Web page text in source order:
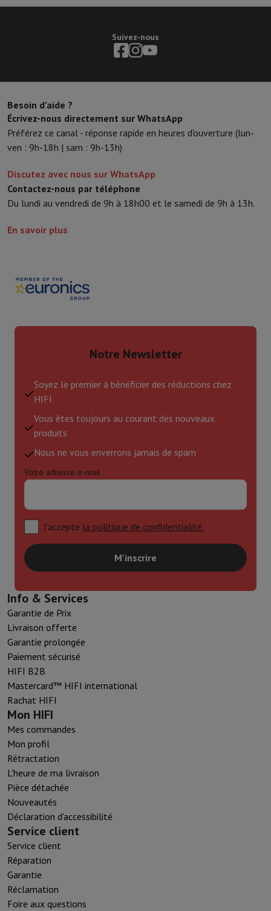
Suivez-nous
Besoin d’aide ?
Écrivez-nous directement sur WhatsApp
Préférez ce canal - réponse rapide en heures d'ouverture (lun-
ven : 9h-18h | sam : 9h-13h)
Discutez avec nous sur WhatsApp
Contactez-nous par téléphone
Du lundi au vendredi de 9h à 18h00 et le samedi de 9h à 13h.
En savoir plus
Notre Newsletter
Soyez le premier à bénéficier des réductions chez
HIFI
Vous êtes toujours au courant des nouveaux
produits
Nous ne vous enverrons jamais de spam
Votre adresse e-mail
J'accepte la politique de confidentialité.
M'inscrire
Info & Services
Garantie de Prix
Livraison offerte
Garantie prolongée
Paiement sécurisé
HIFI B2B
Mastercard™ HIFI international
Rachat HIFI
Mon HIFI
Mes commandes
Mon profil
Rétractation
L'heure de ma livraison
Pièce détachée
Nouveautés
Déclaration d'accessibilité
Service client
Service client
Réparation
Garantie
Réclamation
Foire aux questions